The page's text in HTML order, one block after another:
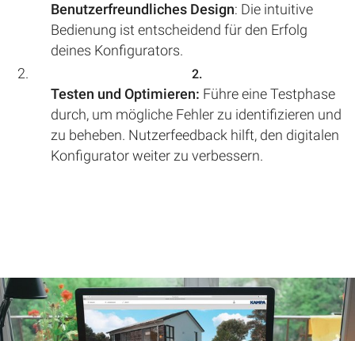
Benutzerfreundliches Design: Die intuitive
Bedienung ist entscheidend für den Erfolg
deines Konfigurators.
Testen und Optimieren: Führe eine Testphase
durch, um mögliche Fehler zu identifizieren und
zu beheben. Nutzerfeedback hilft, den digitalen
Konfigurator weiter zu verbessern.